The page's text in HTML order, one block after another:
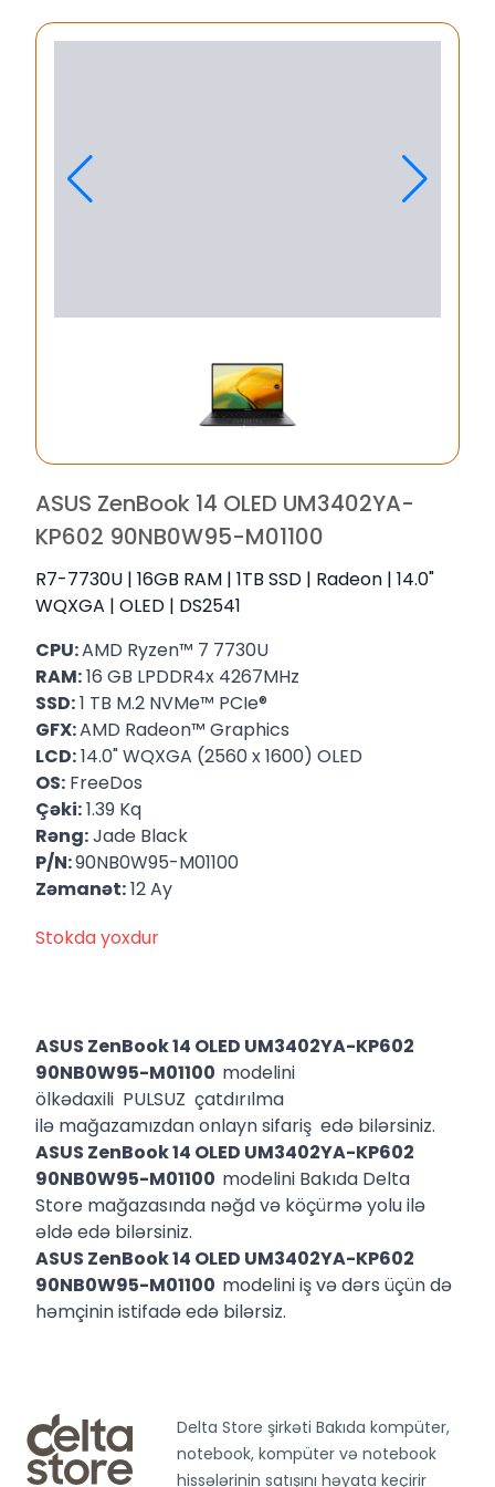
ASUS ZenBook 14 OLED UM3402YA-
KP602 90NB0W95-M01100
R7-7730U | 16GB RAM | 1TB SSD | Radeon | 14.0"
WQXGA | OLED | DS2541
CPU:AMD Ryzen™ 7 7730U
RAM:16 GB LPDDR4x 4267MHz
SSD:1 TB M.2 NVMe™ PCIe®
GFX:AMD Radeon™ Graphics
LCD:14.0" WQXGA (2560 x 1600) OLED
OS: FreeDos
Çəki:1.39 Kq
Rəng:Jade Black
P/N:90NB0W95-M01100
Zəmanət:12 Ay
Stokda yoxdur
ASUS ZenBook 14 OLED UM3402YA-KP602
90NB0W95-M01100 modelini
ölkədaxili PULSUZ çatdırılma
ilə mağazamızdan onlayn sifariş edə bilərsiniz.
ASUS ZenBook 14 OLED UM3402YA-KP602
90NB0W95-M01100 modelini Bakıda Delta
Store mağazasında nəğd və köçürmə yolu ilə
əldə edə bilərsiniz.
ASUS ZenBook 14 OLED UM3402YA-KP602
90NB0W95-M01100 modelini iş və dərs üçün də
həmçinin istifadə edə bilərsiz.
Delta Store şirkəti Bakıda kompüter,
notebook, kompüter və notebook
hissələrinin satışını həyata keçirir